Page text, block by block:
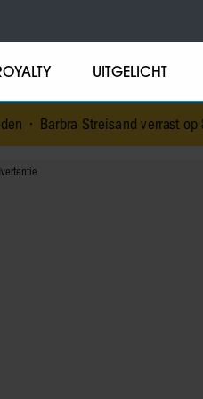
UITGELICHT
verrast op 84-jarige leeftijd